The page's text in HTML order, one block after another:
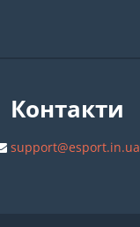
Контакти
support@esport.in.ua